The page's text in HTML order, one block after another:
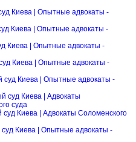
Киева | Опытные адвокаты -
Киева | Опытные адвокаты -
Киева | Опытные адвокаты -
Киева | Опытные адвокаты -
суд Киева | Опытные адвокаты -
суд Киева | Адвокаты
суда
Киева | Адвокаты Соломенского
Киева | Опытные адвокаты -